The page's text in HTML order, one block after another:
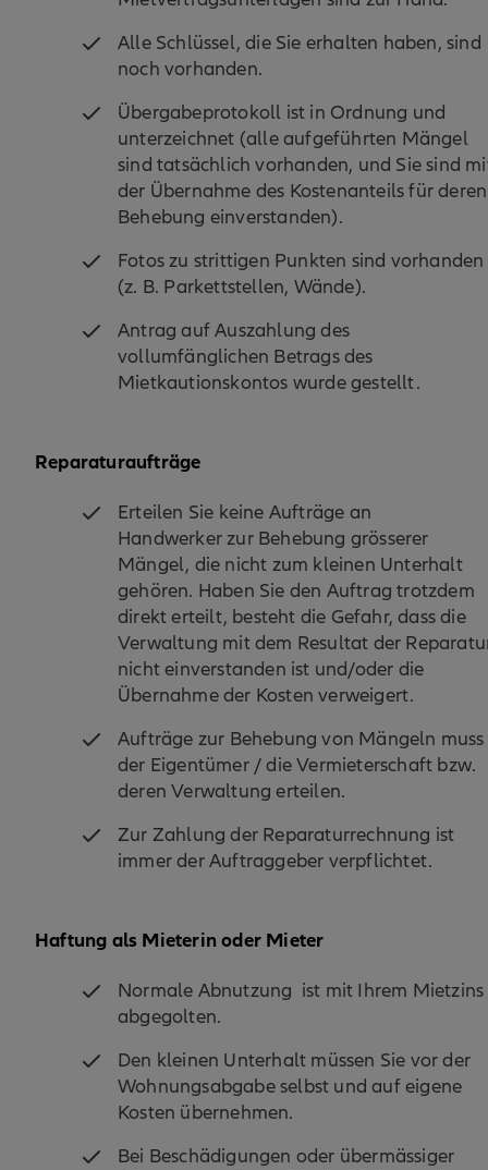
Alle Schlüssel, die Sie erhalten haben, sind
noch vorhanden.
Übergabeprotokoll ist in Ordnung und
unterzeichnet (alle aufgeführten Mängel
sind tatsächlich vorhanden, und Sie sind
der Übernahme des Kostenanteils für deren
Behebung einverstanden).
Fotos zu strittigen Punkten sind vorhanden
(z. B. Parkettstellen, Wände).
Antrag auf Auszahlung des
vollumfänglichen Betrags des
Mietkautionskontos wurde gestellt.
Reparaturaufträge
Erteilen Sie keine Aufträge an
Handwerker zur Behebung grösserer
Mängel, die nicht zum kleinen Unterhalt
gehören. Haben Sie den Auftrag trotzdem
direkt erteilt, besteht die Gefahr, dass die
Verwaltung mit dem Resultat der
nicht einverstanden ist und/oder die
Übernahme der Kosten verweigert.
Aufträge zur Behebung von Mängeln muss
der Eigentümer / die Vermieterschaft bzw.
deren Verwaltung erteilen.
Zur Zahlung der Reparaturrechnung ist
immer der Auftraggeber verpflichtet.
Haftung als Mieterin oder Mieter
Normale Abnutzung ist mit Ihrem Mietzins
abgegolten.
Den kleinen Unterhalt müssen Sie vor der
Wohnungsabgabe selbst und auf eigene
Kosten übernehmen.
Bei Beschädigungen oder übermässiger